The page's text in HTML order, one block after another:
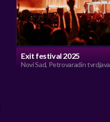
Exit festival 2025
Novi Sad, Petrovaradin tvrdjava